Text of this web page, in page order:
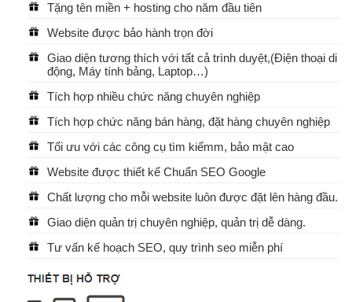
Tặng tên miền + hosting cho năm đầu tiên
Website được bảo hành trọn đời
Giao diện tương thích với tất cả trình duyệt,(Điện thoại di
động, Máy tính bảng, Laptop…)
Tích hợp nhiều chức năng chuyên nghiệp
Tích hợp chức năng bán hàng, đặt hàng chuyên nghiệp
Tối ưu với các công cụ tìm kiếmm, bảo mật cao
Website được thiết kế Chuẩn SEO Google
Chất lượng cho mỗi website luôn được đặt lên hàng đầu.
Giao diện quản trị chuyên nghiệp, quản trị dễ dàng.
Tư vấn kế hoạch SEO, quy trình seo miễn phí